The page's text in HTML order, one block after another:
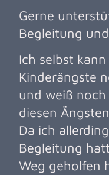
Gerne
Begleitung
Ich selbst
Kinderängste
und weiß
diesen
Da ich
Begleitung
Weg geholfen